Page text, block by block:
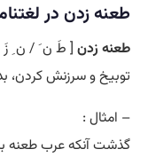
طعنه زدن در
طعنه زدن [ طَ ن َ / ن ِ زَ
توبیخ و سرزنش کردن،
– امثال :
گذشت آنکه عرب طعنه